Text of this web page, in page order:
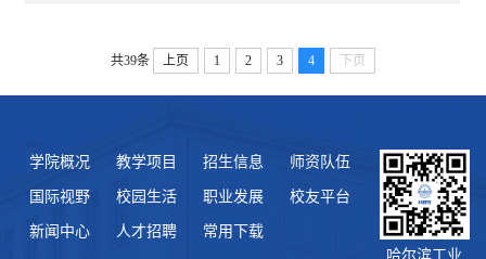
共39条 上页 1 2 3 4 下页
学院概况 教学项目 招生信息
师资队伍
国际视野
校园生活 职业发展
校友平台
新闻中心
人才招聘
常用下载
哈尔滨工业